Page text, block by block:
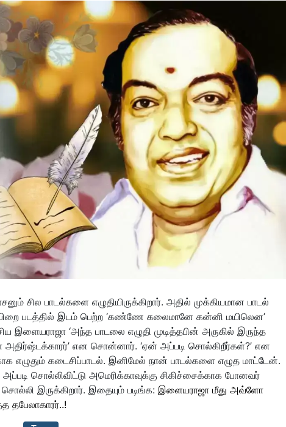
சில பாடல்களை எழுதியிருக்கிறார். அதில் முக்கியமான பாடல்
படத்தில் இடம் பெற்ற ‘கண்ணே கலைமானே கன்னி மயிலென’
இளையராஜா ‘அந்த பாடலை எழுதி முடித்தபின் அருகில் இருந்த
என சொன்னார். ‘ஏன் அப்படி சொல்கிறீர்கள்?’ என
எழுதும் கடைசிப்பாடல். இனிமேல் நான் பாடல்களை எழுத மாட்டேன்.
சொல்லிவிட்டு அமெரிக்காவுக்கு சிகிச்சைக்காக போனவர்
இருக்கிறார். இதையும் படிங்க: இளையராஜா மீது அவ்ளோ
தபேலாகாரர்..!